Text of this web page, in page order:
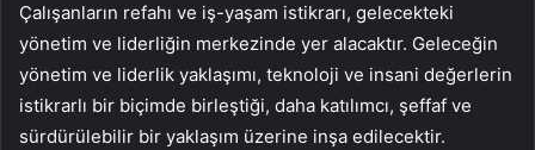
Çalışanların refahı ve iş-yaşam istikrarı, gelecekteki
yönetim ve liderliğin merkezinde yer alacaktır. Geleceğin
yönetim ve liderlik yaklaşımı, teknoloji ve insani değerlerin
istikrarlı bir biçimde birleştiği, daha katılımcı, şeffaf ve
sürdürülebilir bir yaklaşım üzerine inşa edilecektir.